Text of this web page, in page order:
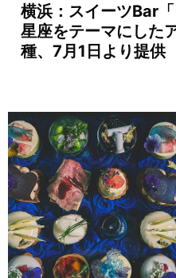
横浜：スイーツBar
星座をテーマにした
種、7月1日より提